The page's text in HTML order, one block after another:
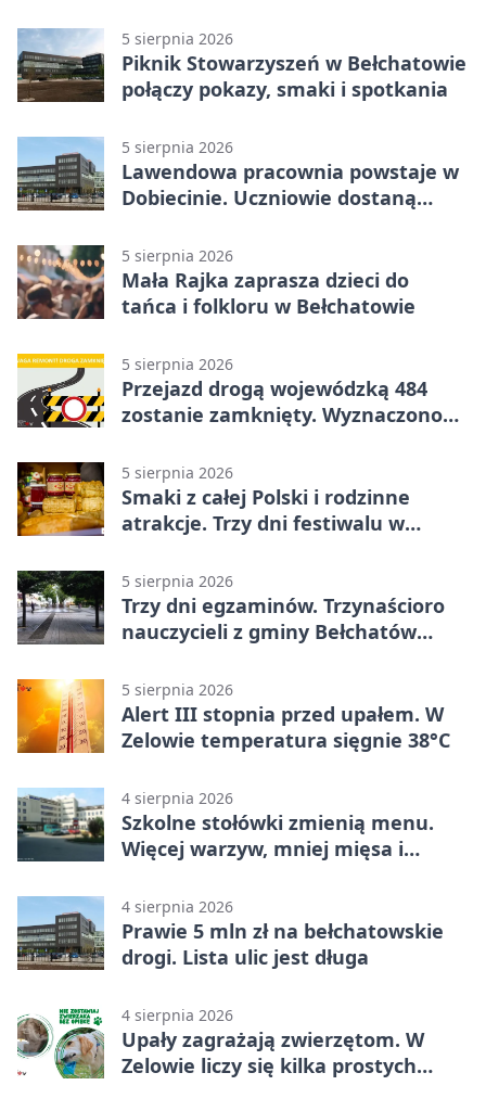
5 sierpnia 2026
Piknik Stowarzyszeń w Bełchatowie
połączy pokazy, smaki i spotkania
5 sierpnia 2026
Lawendowa pracownia powstaje w
Dobiecinie. Uczniowie dostaną
5 sierpnia 2026
Mała Rajka zaprasza dzieci do
tańca i folkloru w Bełchatowie
5 sierpnia 2026
Przejazd drogą wojewódzką 484
zostanie zamknięty. Wyznaczono
5 sierpnia 2026
Smaki z całej Polski i rodzinne
atrakcje. Trzy dni festiwalu w
5 sierpnia 2026
Trzy dni egzaminów. Trzynaścioro
nauczycieli z gminy Bełchatów
5 sierpnia 2026
Alert III stopnia przed upałem. W
Zelowie temperatura sięgnie 38°C
4 sierpnia 2026
Szkolne stołówki zmienią menu.
Więcej warzyw, mniej mięsa i
4 sierpnia 2026
Prawie 5 mln zł na bełchatowskie
drogi. Lista ulic jest długa
4 sierpnia 2026
Upały zagrażają zwierzętom. W
Zelowie liczy się kilka prostych